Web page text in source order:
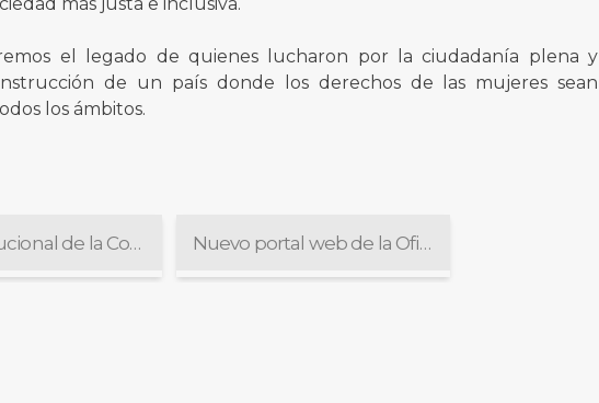
más justa e inclusiva.
el legado de quienes lucharon por la ciudadanía plena y
de un país donde los derechos de las mujeres sean
los ámbitos.
Visita institucional de la Comisión Nacional de Abogacía Joven de FACA Nuevo portal web de la Oficina de Estadísticas